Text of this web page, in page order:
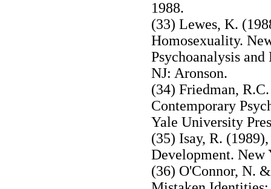
1988.
(33) Lewes, K.
Homosexuality.
Psychoanalysis
NJ: Aronson.
(34) Friedman,
Contemporary
Yale University
(35) Isay, R.
Development. New
(36) O'Connor, N.